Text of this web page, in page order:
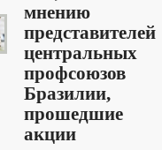
мнению
представителей
центральных
профсоюзов
Бразилии,
прошедшие
акции